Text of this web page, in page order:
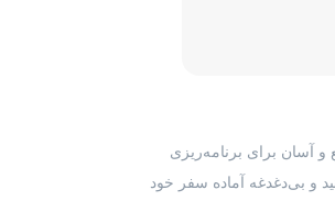
و آسان برای برنامه‌ریزی
و بی‌دغدغه آماده سفر خود